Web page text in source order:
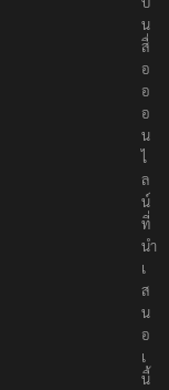
น
สื่
อ
อ
อ
น
ไ
ล
น์
ที่
นำ
เ
ส
น
อ
เ
นื้